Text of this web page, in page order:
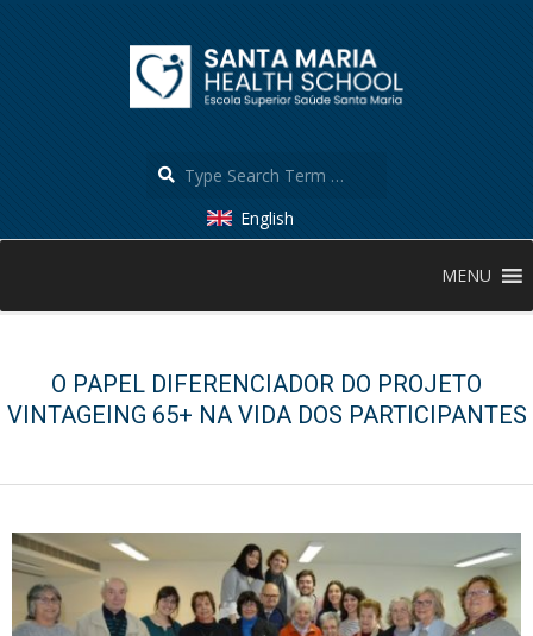
English
Menu
MENU
O PAPEL DIFERENCIADOR DO PROJETO
VINTAGEING 65+ NA VIDA DOS PARTICIPANTES